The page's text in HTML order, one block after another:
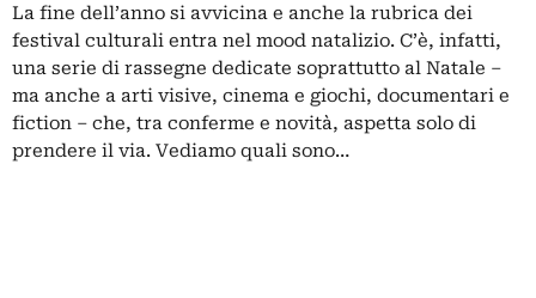
La fine dell’anno si avvicina e anche la rubrica dei
festival culturali entra nel mood natalizio. C’è, infatti,
una serie di rassegne dedicate soprattutto al Natale –
ma anche a arti visive, cinema e giochi, documentari e
fiction – che, tra conferme e novità, aspetta solo di
prendere il via. Vediamo quali sono…